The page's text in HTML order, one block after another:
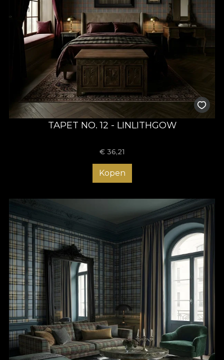
TAPET NO. 12 - LINLITHGOW
€ 36,21
Kopen